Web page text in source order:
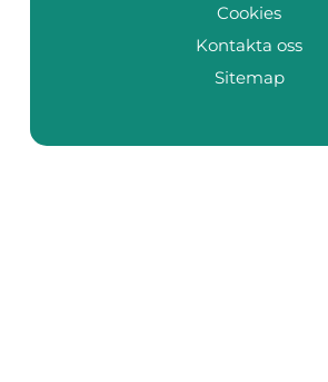
Cookies
Kontakta oss
Sitemap